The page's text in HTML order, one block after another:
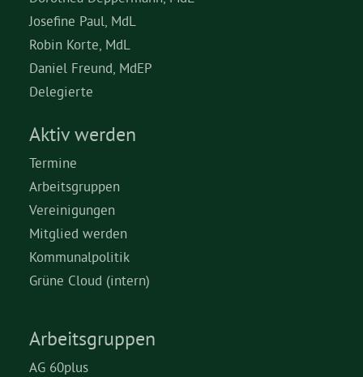
Josefine Paul, MdL
Robin Korte, MdL
Daniel Freund, MdEP
Delegierte
Aktiv werden
Termine
Arbeitsgruppen
Vereinigungen
Mitglied werden
Kommunalpolitik
Grüne Cloud (intern)
Arbeitsgruppen
AG 60plus